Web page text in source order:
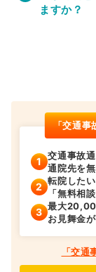
ますか？
「交通事
交通事故
通院先を
転院した
「無料相
最大
お見舞金
「交